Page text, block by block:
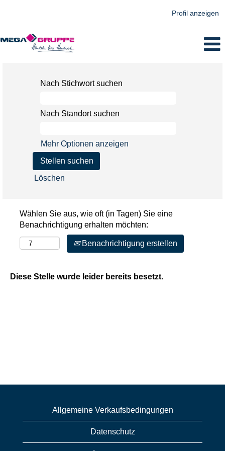
Profil anzeigen
Nach Stichwort suchen
Nach Standort suchen
Mehr Optionen anzeigen
Löschen
Wählen Sie aus, wie oft (in Tagen) Sie eine
Benachrichtigung erhalten möchten:
Benachrichtigung erstellen
Diese Stelle wurde leider bereits besetzt.
Allgemeine Verkaufsbedingungen
Datenschutz